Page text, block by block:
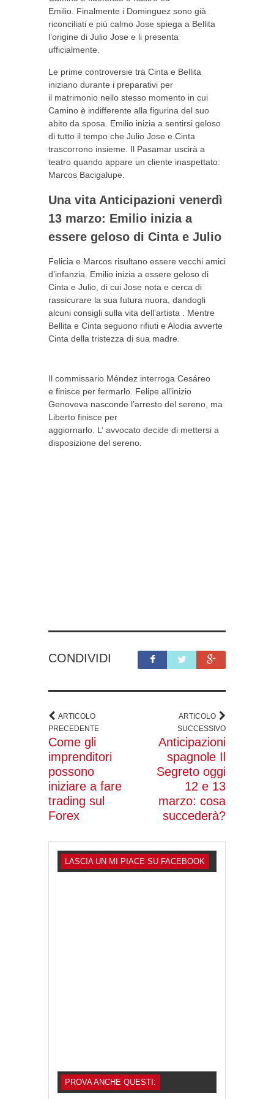
Emilio. Finalmente i Dominguez sono già
riconciliati e più calmo Jose spiega a Bellita
l’origine di Julio Jose e li presenta
ufficialmente.
Le prime controversie tra Cinta e Bellita
iniziano durante i preparativi per
il matrimonio nello stesso momento in cui
Camino è indifferente alla figurina del suo
abito da sposa. Emilio inizia a sentirsi geloso
di tutto il tempo che Julio Jose e Cinta
trascorrono insieme. Il Pasamar uscirà a
teatro quando appare un cliente inaspettato:
Marcos Bacigalupe.
Una vita Anticipazioni venerdì
13 marzo: Emilio inizia a
essere geloso di Cinta e Julio
Felicia e Marcos risultano essere vecchi amici
d’infanzia. Emilio inizia a essere geloso di
Cinta e Julio, di cui Jose nota e cerca di
rassicurare la sua futura nuora, dandogli
alcuni consigli sulla vita dell’artista . Mentre
Bellita e Cinta seguono rifiuti e Alodia avverte
Cinta della tristezza di sua madre.
Il commissario Méndez interroga Cesáreo
e finisce per fermarlo. Felipe all’inizio
Genoveva nasconde l’arresto del sereno, ma
Liberto finisce per
aggiornarlo. L’ avvocato decide di mettersi a
disposizione del sereno.
CONDIVIDI
ARTICOLO
PRECEDENTE
Come gli
imprenditori
possono
iniziare a fare
trading sul
Forex
ARTICOLO
SUCCESSIVO
Anticipazioni
spagnole Il
Segreto oggi
12 e 13
marzo: cosa
succederà?
LASCIA UN MI PIACE SU FACEBOOK
PROVA ANCHE QUESTI: